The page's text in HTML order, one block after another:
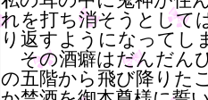
れを打ち消そうとして
り返すようになってし
その酒癖はだんだん
の五階から飛び降りた